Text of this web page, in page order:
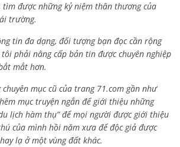
tìm được những kỷ niệm thân thương của
trường.
tin đa dạng, đối tượng bạn đọc cần rộng
phải nâng cấp bản tin được chuyên nghiệp
mắt hơn.
mục cũ của trang 71.com gần như
mục truyện ngắn để giới thiệu những
lịch hàm thụ” để mọi người được giới thiệu
của mình hồi năm xưa để độc giả được
lạ ở một vùng đất khác.